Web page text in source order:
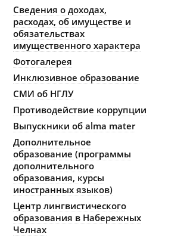
Сведения о доходах,
расходах, об имуществе и
обязательствах
имущественного характера
Фотогалерея
Инклюзивное образование
СМИ об НГЛУ
Противодействие коррупции
Выпускники об alma mater
Дополнительное
образование (программы
дополнительного
образования, курсы
иностранных языков)
Центр лингвистического
образования в Набережных
Челнах